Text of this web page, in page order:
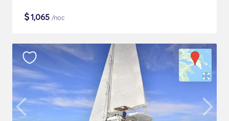
$1,065 /noc